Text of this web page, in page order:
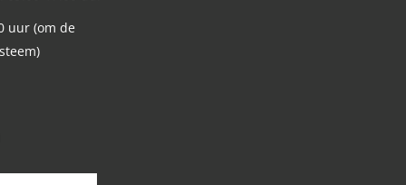
uur (om de